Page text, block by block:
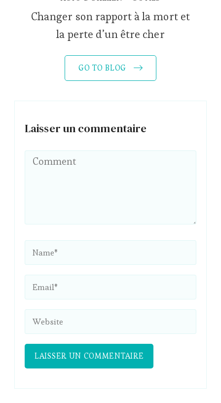
Changer son rapport à la mort et
la perte d’un être cher
GO TO BLOG
Laisser un commentaire